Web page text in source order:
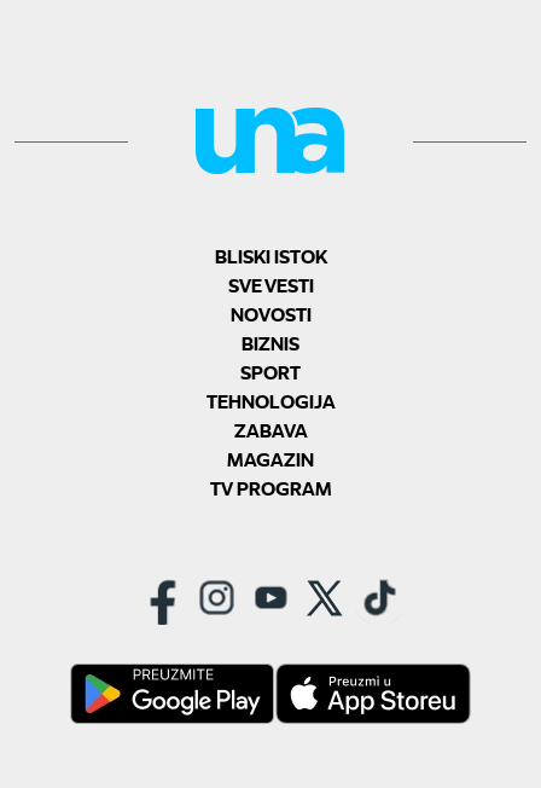
BLISKI ISTOK
SVE VESTI
NOVOSTI
BIZNIS
SPORT
TEHNOLOGIJA
ZABAVA
MAGAZIN
TV PROGRAM